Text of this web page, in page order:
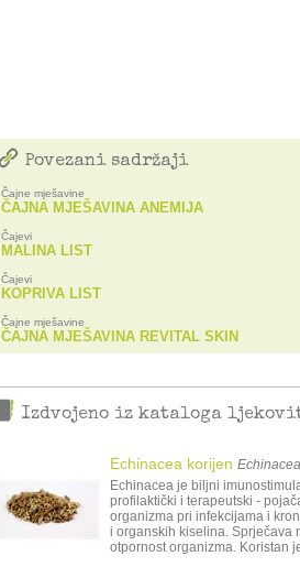
Povezani sadržaji
Čajne mješavine
ČAJNA MJEŠAVINA ANEMIJA
Čajevi
MALINA LIST
Čajevi
KOPRIVA LIST
Čajne mješavine
ČAJNA MJEŠAVINA REVITAL SKIN
Izdvojeno iz kataloga
Echinacea korijen
Echinacea je biljni
profilaktički i terapeutski -
organizma pri infekcijama i
i organskih kiselina. Sprječava
otpornost organizma. Koristan